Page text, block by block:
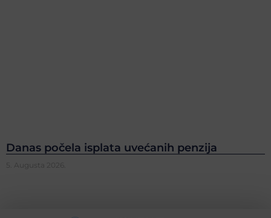
Danas počela isplata uvećanih penzija
5. Augusta 2026.